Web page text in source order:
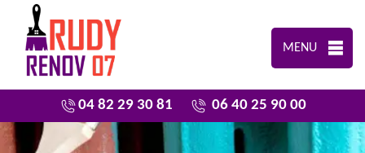
MENU
04 82 29 30 81 06 40 25 90 00